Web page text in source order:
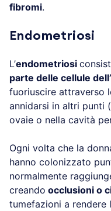
fibromi.
Endometriosi
L’endometriosi
parte delle cellule
fuoriuscire attraverso
annidarsi in altri punti
ovaie o nella cavità
Ogni volta che la
hanno colonizzato
normalmente
creando occlusioni o
tumefazioni a rendere